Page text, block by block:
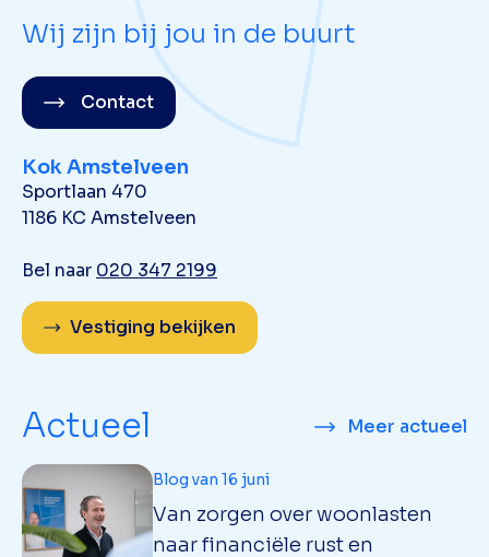
Wij zijn bij jou in de buurt
Contact
Kok Amstelveen
Sportlaan 470
1186 KC Amstelveen
Bel naar 020 347 2199
Vestiging bekijken
Actueel Meer actueel
Van zorgen over woonlasten
naar financiële rust en
Blog van 16 juni